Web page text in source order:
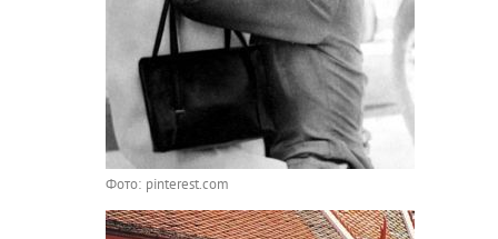
Фото: pinterest.com